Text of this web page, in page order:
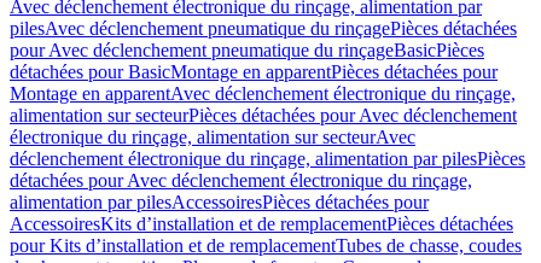
Avec déclenchement électronique du rinçage, alimentation par
pilesAvec déclenchement pneumatique du rinçagePièces détachées
pour Avec déclenchement pneumatique du rinçageBasicPièces
détachées pour BasicMontage en apparentPièces détachées pour
Montage en apparentAvec déclenchement électronique du rinçage,
alimentation sur secteurPièces détachées pour Avec déclenchement
électronique du rinçage, alimentation sur secteurAvec
déclenchement électronique du rinçage, alimentation par pilesPièces
détachées pour Avec déclenchement électronique du rinçage,
alimentation par pilesAccessoiresPièces détachées pour
AccessoiresKits d’installation et de remplacementPièces détachées
pour Kits d’installation et de remplacementTubes de chasse, coudes